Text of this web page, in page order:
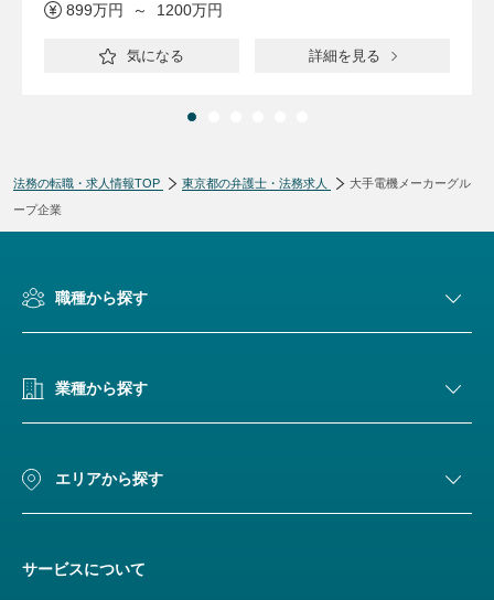
899万円 ～ 1200万円
気になる 詳細を見る
法務の転職・求人情報TOP 東京都の弁護士・法務求人
大手電機メーカーグル
ープ企業
職種から探す
業種から探す
エリアから探す
サービスについて